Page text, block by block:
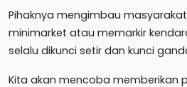
Pihaknya mengimbau
minimarket atau memarkir
selalu dikunci setir dan kunci
Kita akan mencoba memberikan